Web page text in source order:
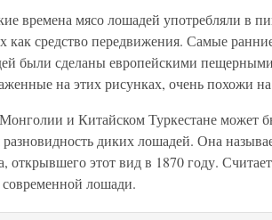
времена мясо лошадей употребляли в
как средство передвижения. Самые
были сделаны европейскими
на этих рисунках, очень похожи
и Китайском Туркестане может
диких лошадей. Она
открывшего этот вид в 1870 году.
лошади.